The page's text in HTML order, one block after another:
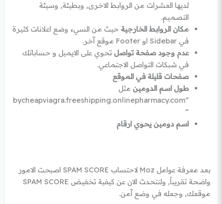
لديها العشرات من الروابط الاخرى, وبطيئة, وسيئة
التصميم.
مكان الروابط الخارجية حيث من السيء وضع اعلانات كثيرة
في Sidebar او Footer موقع آخر.
عدم وجود صفحة تواصل تحوي على الايميل و حساباتك
في شبكات التواصل الاجتماعي.
صفحات قليلة في الموقع
طول اسم الدومين مثل
“bycheapviagra.freeshipping.onlinepharmacy.com
”
اسم دومين يحوي ارقام
بعد معرفة عوامل Moz لاحتساب SPAM SCORE اصبحت الامور
واضحة تقريباً, ولنتحدث الان عن كيفية تخفيض SPAM SCORE
موقعك, وجعله في وضع آمن.